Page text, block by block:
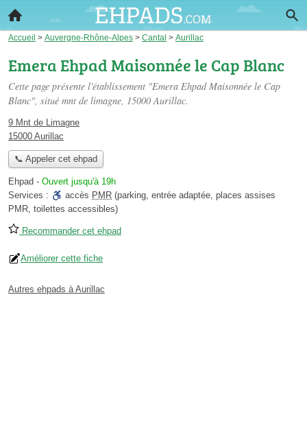
Accueil > Auvergne-Rhône-Alpes > Cantal > Aurillac
Emera Ehpad Maisonnée le Cap Blanc
Cette page présente l'établissement "Emera Ehpad Maisonnée le Cap
Blanc", situé mnt de limagne, 15000 Aurillac.
9 Mnt de Limagne
15000 Aurillac
📞 Appeler cet ehpad
Ehpad - Ouvert jusqu'à 19h
Services :
accès PMR (parking, entrée adaptée, places assises
PMR, toilettes accessibles)
Recommander cet ehpad
Améliorer cette fiche
Autres ehpads à Aurillac